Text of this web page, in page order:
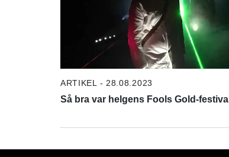
ARTIKEL - 28.08.2023
Så bra var helgens Fools Gold-festival